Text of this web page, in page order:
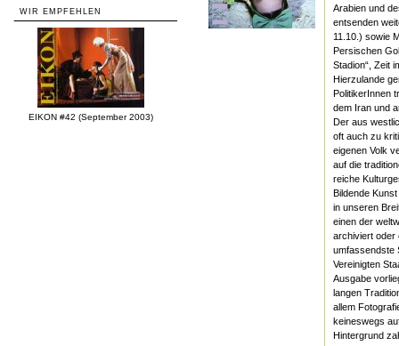
WIR EMPFEHLEN
EIKON #42 (September 2003)
Arabien und
entsenden
11.10.) sowie
Persischen
Stadion“, Zeit
Hierzulande
PolitikerInnen
dem Iran und
Der aus
oft auch zu
eigenen Volk
auf die
reiche
Bildende
in unseren
einen der
archiviert oder
umfassendste
Vereinigten
Ausgabe
langen
allem
keineswegs
Hintergrund